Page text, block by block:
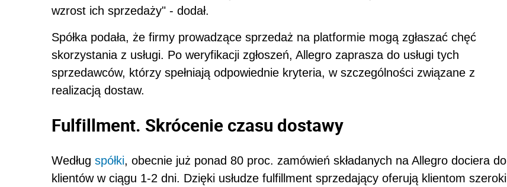
wzrost ich sprzedaży" - dodał.
Spółka podała, że firmy prowadzące sprzedaż na platformie mogą zgłaszać chęć
skorzystania z usługi. Po weryfikacji zgłoszeń, Allegro zaprasza do usługi tych
sprzedawców, którzy spełniają odpowiednie kryteria, w szczególności związane z
realizacją dostaw.
Fulfillment. Skrócenie czasu dostawy
Według spółki, obecnie już ponad 80 proc. zamówień składanych na Allegro dociera do
klientów w ciągu 1-2 dni. Dzięki usłudze fulfillment sprzedający oferują klientom szeroki